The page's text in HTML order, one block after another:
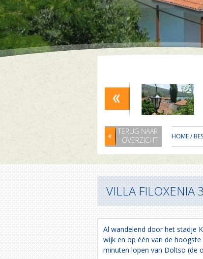
TERUG NAAR
OVERZICHT
HOME/
VILLA FILOXENIA
Al wandelend door het stadje
wijk en op één van de
minuten lopen van Doltso (de